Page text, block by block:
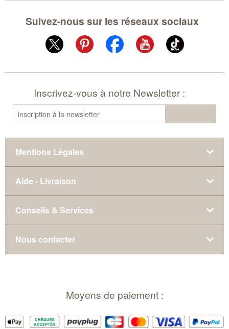
Suivez-nous sur les réseaux sociaux
Inscrivez-vous à notre Newsletter :
Mentions Légales
Aide - Livraison
Conseils & Services
Nous contacter
Moyens de paiement :